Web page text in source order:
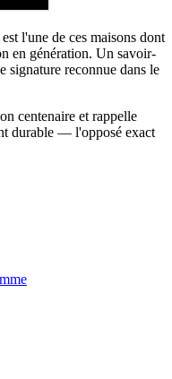
l'une de ces maisons dont
en génération. Un savoir-
signature reconnue dans le
centenaire et rappelle
durable — l'opposé exact